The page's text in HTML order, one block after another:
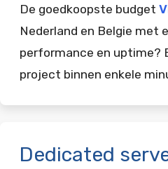
De goedkoopste budget
Nederland en Belgie met
performance en uptime?
project binnen enkele
Dedicated